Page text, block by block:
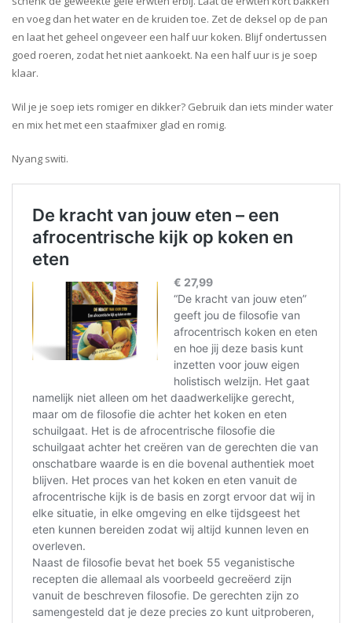
en voeg dan het water en de kruiden toe. Zet de deksel op de pan
en laat het geheel ongeveer een half uur koken. Blijf ondertussen
goed roeren, zodat het niet aankoekt. Na een half uur is je soep
klaar.
Wil je je soep iets romiger en dikker? Gebruik dan iets minder water
en mix het met een staafmixer glad en romig.
Nyang switi.